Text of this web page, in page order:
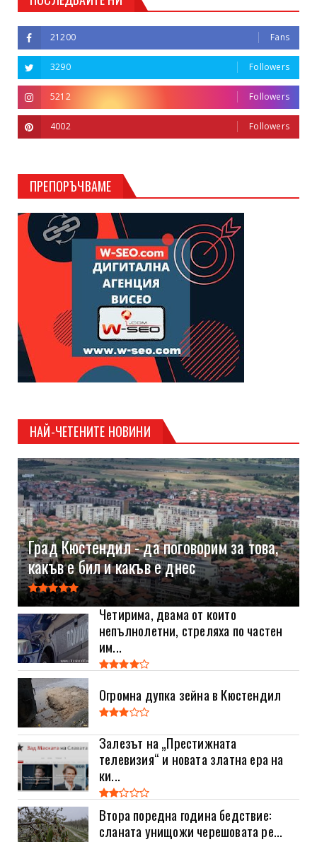
21200 Fans
3290 Followers
5212 Followers
4002 Followers
ПРЕПОРЪЧВАМЕ
НАЙ-ЧЕТЕНИТЕ НОВИНИ
Град Кюстендил - да поговорим за това,
какъв е бил и какъв е днес
Четирима, двама от които
непълнолетни, стреляха по частен
им...
Огромна дупка зейна в Кюстендил
Залезът на „Престижната
телевизия“ и новата златна ера на
ки...
Втора поредна година бедствие:
сланата унищожи черешовата ре...